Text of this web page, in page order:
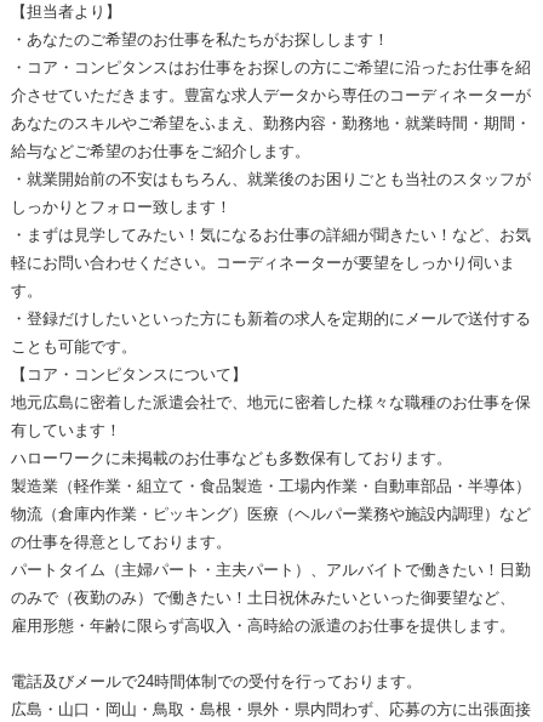
【担当者より】
・あなたのご希望のお仕事を私たちがお探しします！
・コア・コンピタンスはお仕事をお探しの方にご希望に沿ったお仕事を紹
介させていただきます。豊富な求人データから専任のコーディネーターが
あなたのスキルやご希望をふまえ、勤務内容・勤務地・就業時間・期間・
給与などご希望のお仕事をご紹介します。
・就業開始前の不安はもちろん、就業後のお困りごとも当社のスタッフが
しっかりとフォロー致します！
・まずは見学してみたい！気になるお仕事の詳細が聞きたい！など、お気
軽にお問い合わせください。コーディネーターが要望をしっかり伺いま
す。
・登録だけしたいといった方にも新着の求人を定期的にメールで送付する
ことも可能です。
【コア・コンピタンスについて】
地元広島に密着した派遣会社で、地元に密着した様々な職種のお仕事を保
有しています！
ハローワークに未掲載のお仕事なども多数保有しております。
製造業（軽作業・組立て・食品製造・工場内作業・自動車部品・半導体）
物流（倉庫内作業・ピッキング）医療（ヘルパー業務や施設内調理）など
の仕事を得意としております。
パートタイム（主婦パート・主夫パート）、アルバイトで働きたい！日勤
のみで（夜勤のみ）で働きたい！土日祝休みたいといった御要望など、
雇用形態・年齢に限らず高収入・高時給の派遣のお仕事を提供します。
電話及びメールで24時間体制での受付を行っております。
広島・山口・岡山・鳥取・島根・県外・県内問わず、応募の方に出張面接